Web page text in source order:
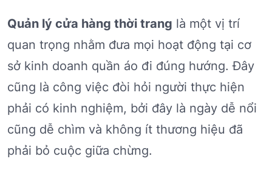
Quản lý cửa hàng thời trang là một vị trí
quan trọng nhằm đưa mọi hoạt động tại cơ
sở kinh doanh quần áo đi đúng hướng. Đây
cũng là công việc đòi hỏi người thực hiện
phải có kinh nghiệm, bởi đây là ngày dễ nổi
cũng dễ chìm và không ít thương hiệu đã
phải bỏ cuộc giữa chừng.